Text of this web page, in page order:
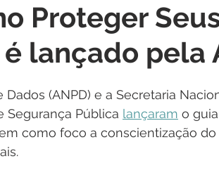
Proteger
é lançado pela
(ANPD) e a Secretaria
Segurança Pública lançaram o
como foco a conscientização